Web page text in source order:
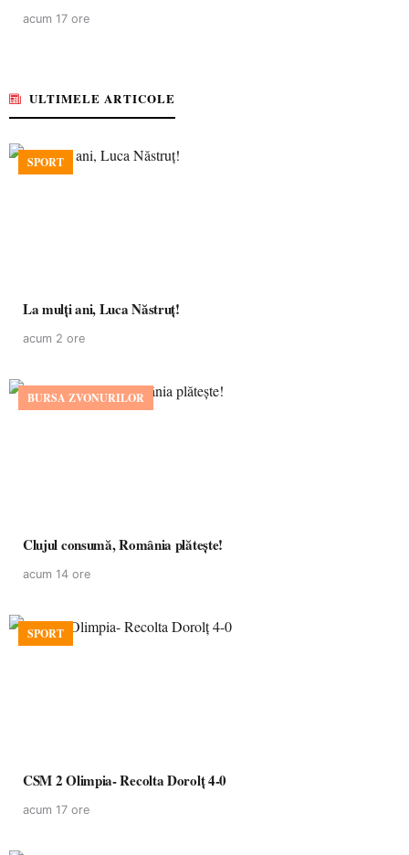
acum 17 ore
ULTIMELE ARTICOLE
SPORT
La mulţi ani, Luca Năstruţ!
acum 2 ore
BURSA ZVONURILOR
Clujul consumă, România plătește!
acum 14 ore
SPORT
CSM 2 Olimpia- Recolta Dorolț 4-0
acum 17 ore